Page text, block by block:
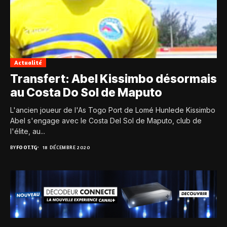
Actualité
Transfert: Abel Kissimbo désormais
au Costa Do Sol de Maputo
L'ancien joueur de l'As Togo Port de Lomé Hunlede Kissimbo
Abel s'engage avec le Costa Del Sol de Maputo, club de
l'élite, au...
BYFOOT.TG 18 DÉCEMBRE 2020